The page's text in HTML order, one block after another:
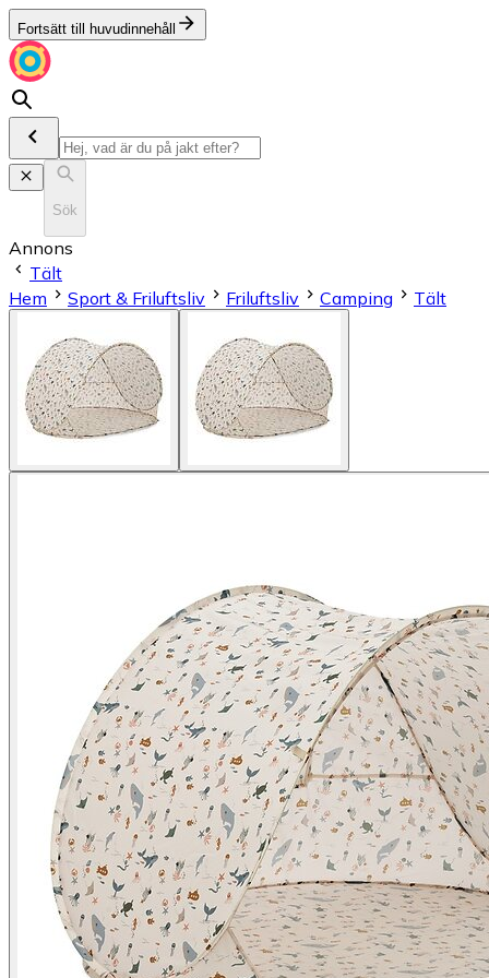
Fortsätt till huvudinnehåll
Sök
Annons
Tält
Hem
Sport & Friluftsliv Friluftsliv Camping Tält